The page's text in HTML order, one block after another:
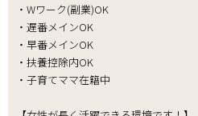
・Wワーク(副業)OK
・遅番メインOK
・早番メインOK
・扶養控除内OK
・子育てママ在籍中